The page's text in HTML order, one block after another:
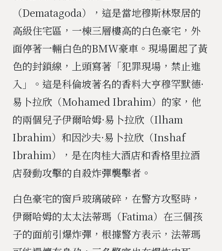
（Dematagoda），這是當地穆斯林聚居的
高級住宅區，一棟三層樓高的白色豪宅，外
面停著一輛白色的BMW豪車。現場圍起了黃
色的封鎖線，上頭寫著「犯罪現場，禁止進
入」。這是科倫坡著名的香料大亨穆罕默德·
易卜拉欣（Mohamed Ibrahim）的家，他
的兩個兒子伊爾哈姆·易卜拉欣（Ilham
Ibrahim）和因沙夫·易卜拉欣（Inshaf
Ibrahim），是在肉桂大酒店和香格里拉酒
店發動攻擊的自殺炸彈襲擊者。
白色豪宅的窗戶玻璃破碎，在警方攻堅時，
伊爾哈姆的太太法蒂瑪（Fatima）在三個孩
子的面前引爆炸彈，根據警方表示，法蒂瑪